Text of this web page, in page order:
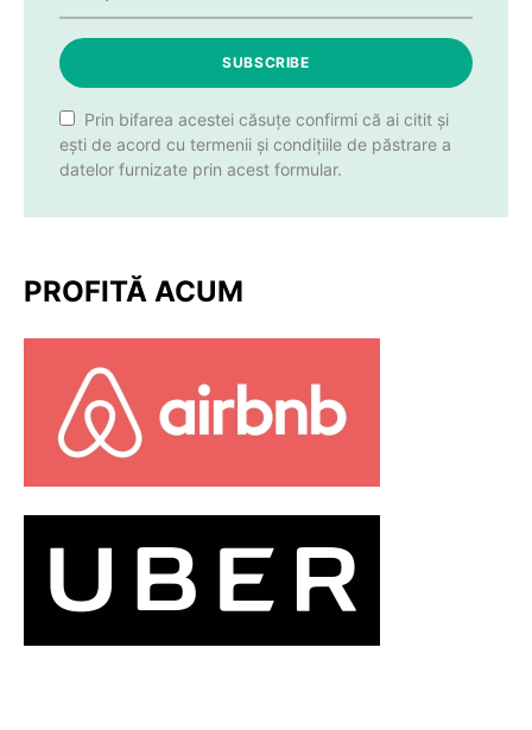
SUBSCRIBE
Prin bifarea acestei căsuțe confirmi că ai citit și
ești de acord cu termenii și condițiile de păstrare a
datelor furnizate prin acest formular.
PROFITĂ ACUM